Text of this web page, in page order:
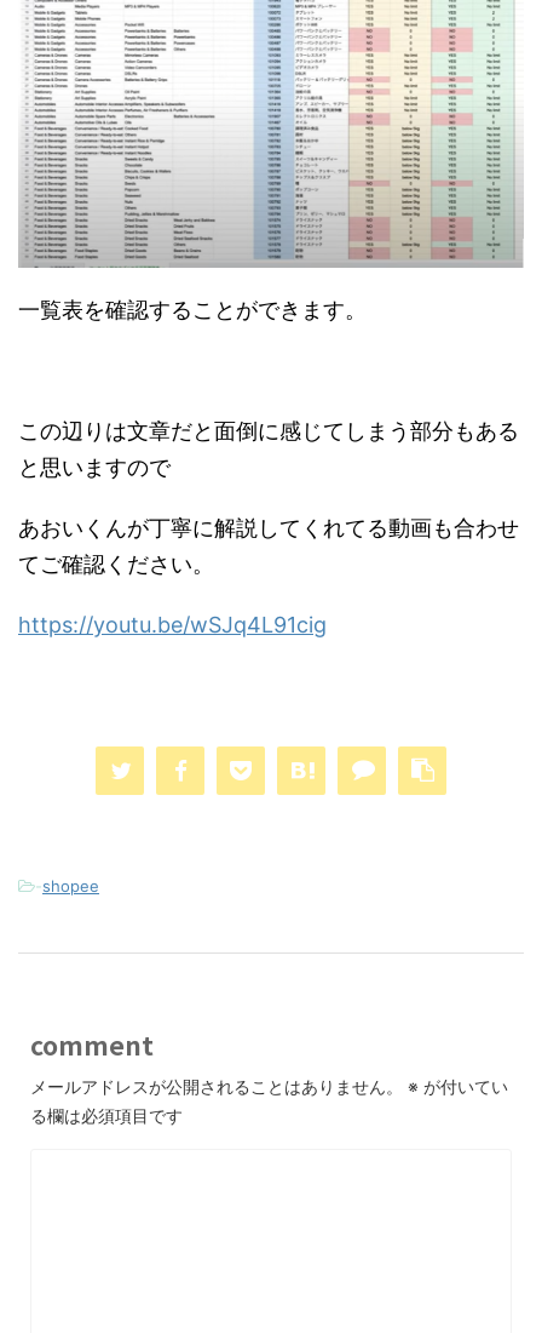
一覧表を確認することができます。
この辺りは文章だと面倒に感じてしまう部分もある
と思いますので
あおいくんが丁寧に解説してくれてる動画も合わせ
てご確認ください。
https://youtu.be/wSJq4L91cig
-shopee
comment
メールアドレスが公開されることはありません。 ※ が付いてい
る欄は必須項目です